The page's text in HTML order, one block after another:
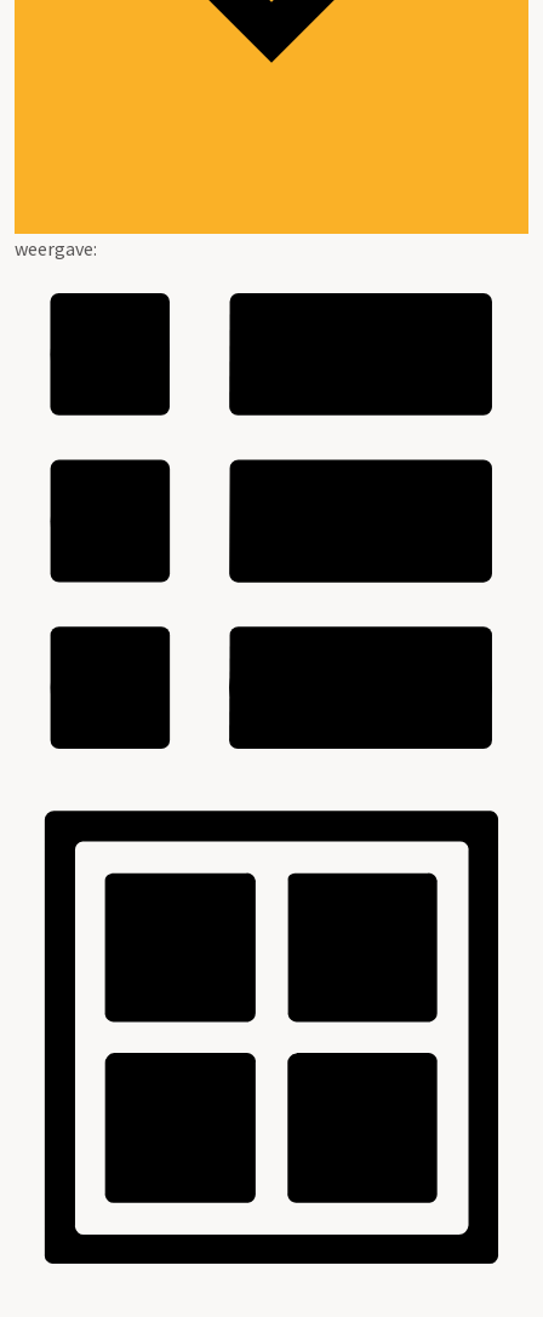
weergave: